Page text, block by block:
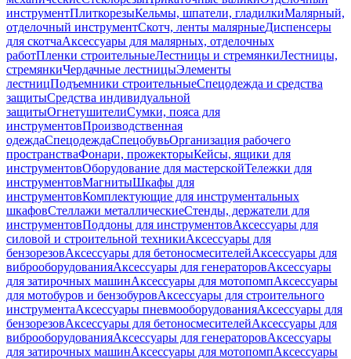
инструментПлиткорезыКельмы, шпатели, гладилкиМалярный,
отделочный инструментСкотч, ленты малярныеДиспенсеры
для скотчаАксессуары для малярных, отделочных
работПленки строительныеЛестницы и стремянкиЛестницы,
стремянкиЧердачные лестницыЭлементы
лестницПодъемники строительныеСпецодежда и средства
защитыСредства индивидуальной
защитыОгнетушителиСумки, пояса для
инструментовПроизводственная
одеждаСпецодеждаСпецобувьОрганизация рабочего
пространстваФонари, прожекторыКейсы, ящики для
инструментовОборудование для мастерскойТележки для
инструментовМагнитыШкафы для
инструментовКомплектующие для инструментальных
шкафовСтеллажи металлическиеСтенды, держатели для
инструментовПоддоны для инструментовАксессуары для
силовой и строительной техникиАксессуары для
бензорезовАксессуары для бетоносмесителейАксессуары для
виброоборудованияАксессуары для генераторовАксессуары
для затирочных машинАксессуары для мотопомпАксессуары
для мотобуров и бензобуровАксессуары для строительного
инструментаАксессуары пневмооборудованияАксессуары для
бензорезовАксессуары для бетоносмесителейАксессуары для
виброоборудованияАксессуары для генераторовАксессуары
для затирочных машинАксессуары для мотопомпАксессуары